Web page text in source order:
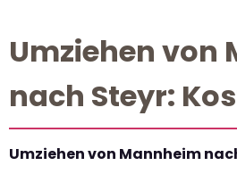
Umziehen von
nach Steyr:
Umziehen von Mannheim